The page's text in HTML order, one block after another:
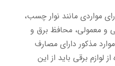
مواردی مانند نوار چسب،
و معمولی، محافظ برق و
مذکور دارای مصارف
لوازم برقی باید از این